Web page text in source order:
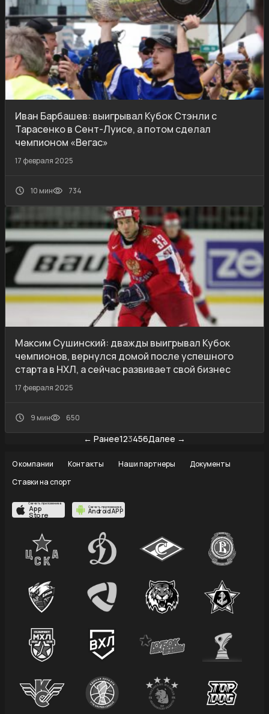
Иван Барбашев: выигрывал Кубок Стэнли с
Тарасенко в Сент-Луисе, а потом сделал
чемпионом «Вегас»
17 февраля 2025
10 мин 734
Максим Сушинский: дважды выигрывал Кубок
чемпионов, вернулся домой после успешного
старта в НХЛ, а сейчас развивает свой бизнес
17 февраля 2025
9 мин 650
← Ранее123456Далее →
О компании Контакты Наши партнеры
Документы
Ставки на спорт
Скачать приложение в
App
Store
Скачать приложение в
Android APP